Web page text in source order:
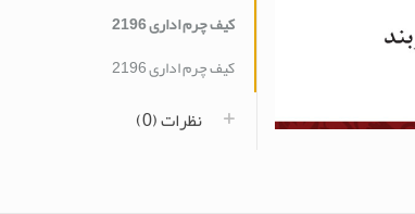
کیف چرم اداری 2196
کیف چرم اداری 2196
نظرات (0)